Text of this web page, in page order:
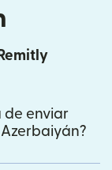
de enviar